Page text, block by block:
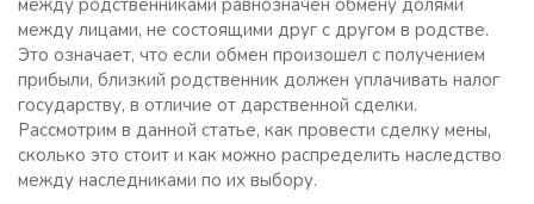
между родственниками равнозначен обмену долями
между лицами, не состоящими друг с другом в родстве.
Это означает, что если обмен произошел с получением
прибыли, близкий родственник должен уплачивать налог
государству, в отличие от дарственной сделки.
Рассмотрим в данной статье, как провести сделку мены,
сколько это стоит и как можно распределить наследство
между наследниками по их выбору.